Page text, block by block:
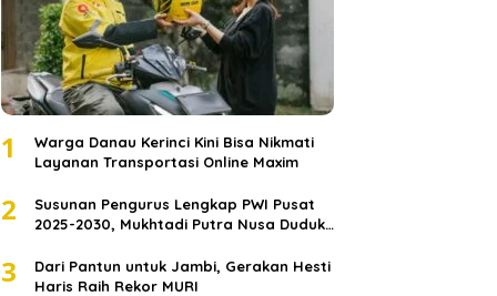
1
Warga Danau Kerinci Kini Bisa Nikmati
Layanan Transportasi Online Maxim
2
Susunan Pengurus Lengkap PWI Pusat
2025-2030, Mukhtadi Putra Nusa Duduki
3
Dari Pantun untuk Jambi, Gerakan Hesti
Haris Raih Rekor MURI